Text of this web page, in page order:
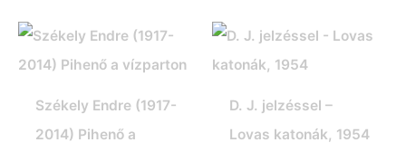
Székely Endre (1917-
2014) Pihenő a
D. J. jelzéssel –
Lovas katonák, 1954